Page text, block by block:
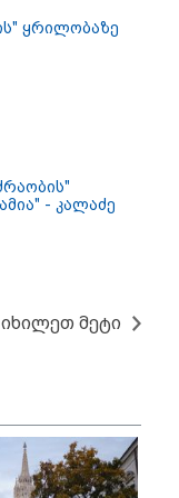
- რას
თუ
წაშლა?
ყრილობაზე
- კალაძე
იხილეთ მეტი